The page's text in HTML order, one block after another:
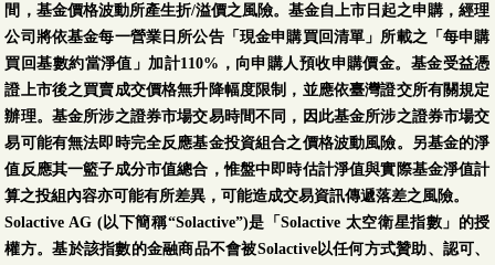
間，基金價格波動所產生折/溢價之風險。基金自上市日起之申購，經理
公司將依基金每一營業日所公告「現金申購買回清單」所載之「每申購
買回基數約當淨值」加計110%，向申購人預收申購價金。基金受益憑
證上市後之買賣成交價格無升降幅度限制，並應依臺灣證交所有關規定
辦理。基金所涉之證券市場交易時間不同，因此基金所涉之證券市場交
易可能有無法即時完全反應基金投資組合之價格波動風險。另基金的淨
值反應其一籃子成分市值總合，惟盤中即時估計淨值與實際基金淨值計
算之投組內容亦可能有所差異，可能造成交易資訊傳遞落差之風險。
Solactive AG (以下簡稱“Solactive”)是「Solactive 太空衛星指數」的授
權方。基於該指數的金融商品不會被Solactive以任何方式贊助、認可、